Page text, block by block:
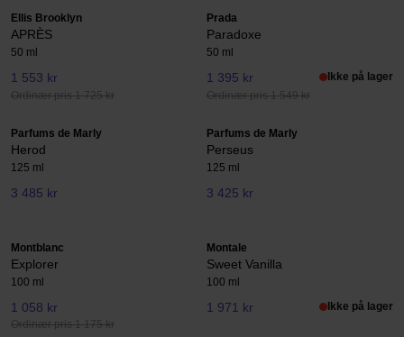
Ellis Brooklyn
APRÈS
50 ml
1 553 kr
Ordinær pris 1 725 kr
Prada
Paradoxe
50 ml
1 395 kr
Ordinær pris 1 549 kr
Ikke på lager
Parfums de Marly
Herod
125 ml
3 485 kr
Parfums de Marly
Perseus
125 ml
3 425 kr
Montblanc
Explorer
100 ml
1 058 kr
Ordinær pris 1 175 kr
Montale
Sweet Vanilla
100 ml
1 971 kr Ikke på lager